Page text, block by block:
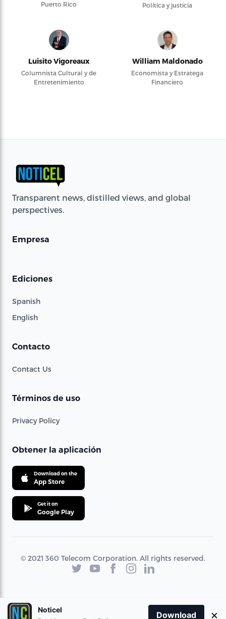
Puerto Rico
Política y justicia
Luisito Vigoreaux
Columnista Cultural y de
Entretenimiento
William Maldonado
Economista y Estratega
Financiero
Transparent news, distilled views, and global
perspectives.
Empresa
Ediciones
Spanish
English
Contacto
Contact Us
Términos de uso
Privacy Policy
Obtener la aplicación
Download on the
App Store
Get it on
Google Play
© 2021 360 Telecom Corporation. All rights reserved.
Noticel
Download ×